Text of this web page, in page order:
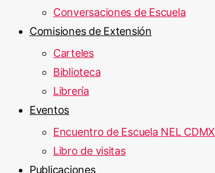
Conversaciones de Escuela
Comisiones de Extensión
Carteles
Biblioteca
Librería
Eventos
Encuentro de Escuela NEL CDMX
Libro de visitas
Publicaciones